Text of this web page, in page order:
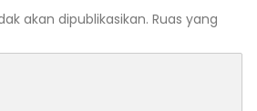
akan dipublikasikan. Ruas yang